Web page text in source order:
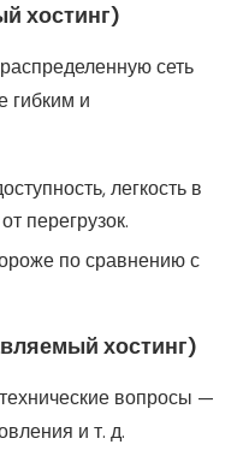
хостинг)
сеть
гибким и
легкость в
перегрузок.
по сравнению с
хостинг)
вопросы —
и т. д.